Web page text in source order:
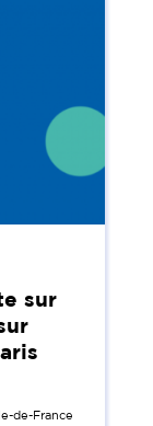
sur
de-France